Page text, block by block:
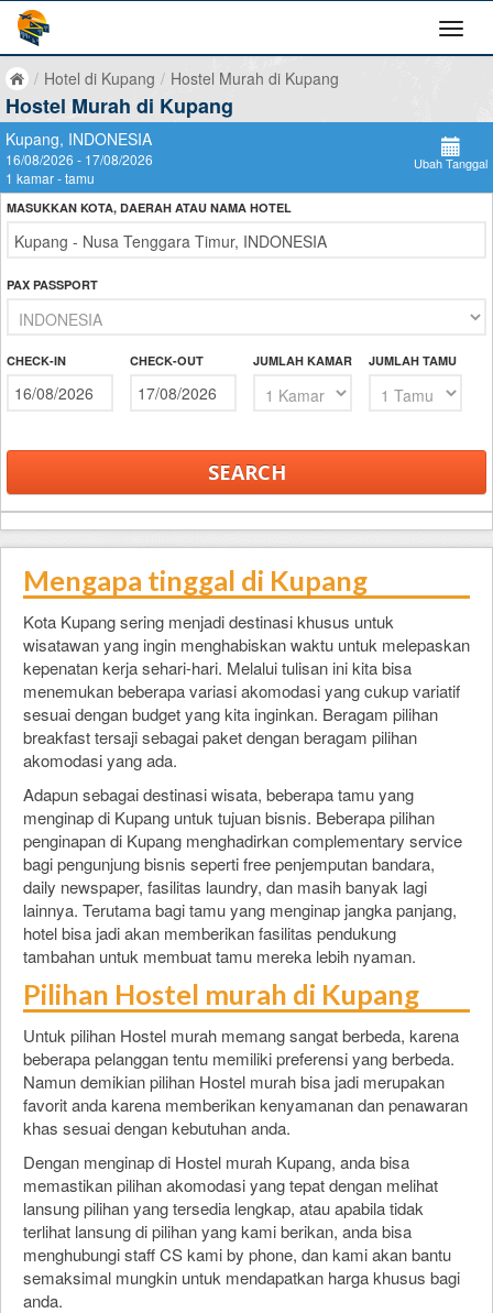
/ Hotel di Kupang / Hostel Murah di Kupang
Hostel Murah di Kupang
Kupang, INDONESIA
16/08/2026 - 17/08/2026
1 kamar - tamu
Ubah Tanggal
MASUKKAN KOTA, DAERAH ATAU NAMA HOTEL
PAX PASSPORT
CHECK-IN CHECK-OUT JUMLAH KAMAR JUMLAH TAMU
Mengapa tinggal di Kupang
Kota Kupang sering menjadi destinasi khusus untuk
wisatawan yang ingin menghabiskan waktu untuk melepaskan
kepenatan kerja sehari-hari. Melalui tulisan ini kita bisa
menemukan beberapa variasi akomodasi yang cukup variatif
sesuai dengan budget yang kita inginkan. Beragam pilihan
breakfast tersaji sebagai paket dengan beragam pilihan
akomodasi yang ada.
Adapun sebagai destinasi wisata, beberapa tamu yang
menginap di Kupang untuk tujuan bisnis. Beberapa pilihan
penginapan di Kupang menghadirkan complementary service
bagi pengunjung bisnis seperti free penjemputan bandara,
daily newspaper, fasilitas laundry, dan masih banyak lagi
lainnya. Terutama bagi tamu yang menginap jangka panjang,
hotel bisa jadi akan memberikan fasilitas pendukung
tambahan untuk membuat tamu mereka lebih nyaman.
Pilihan Hostel murah di Kupang
Untuk pilihan Hostel murah memang sangat berbeda, karena
beberapa pelanggan tentu memiliki preferensi yang berbeda.
Namun demikian pilihan Hostel murah bisa jadi merupakan
favorit anda karena memberikan kenyamanan dan penawaran
khas sesuai dengan kebutuhan anda.
Dengan menginap di Hostel murah Kupang, anda bisa
memastikan pilihan akomodasi yang tepat dengan melihat
lansung pilihan yang tersedia lengkap, atau apabila tidak
terlihat lansung di pilihan yang kami berikan, anda bisa
menghubungi staff CS kami by phone, dan kami akan bantu
semaksimal mungkin untuk mendapatkan harga khusus bagi
anda.